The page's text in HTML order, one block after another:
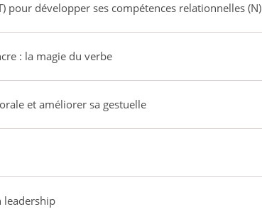
pour développer ses compétences relationnelles (N)
: la magie du verbe
et améliorer sa gestuelle
leadership